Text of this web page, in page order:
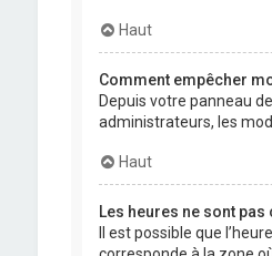
Haut
Comment empêcher
Depuis votre panneau
administrateurs, les
Haut
Les heures ne sont
Il est possible que